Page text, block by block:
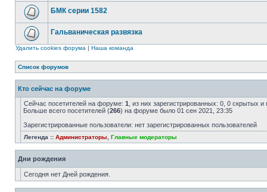
БМК серии 1582
Гальваническая развязка
Удалить cookies форума | Наша команда
Список форумов
Кто сейчас на форуме
Сейчас посетителей на форуме: 1 , из них зарегистрированных: 0, 0 скрытых
Больше всего посетителей (266) на форуме было 01 сен 2021, 23:35
Зарегистрированные пользователи: нет зарегистрированных пользователей
Легенда :: Администраторы Главные модераторы
Дни рождения
Сегодня нет Дней рождения.